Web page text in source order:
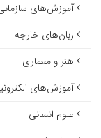
آموزش‌های
زبان‌های خارجه
هنر و معماری
آموزش‌های
علوم انسانی